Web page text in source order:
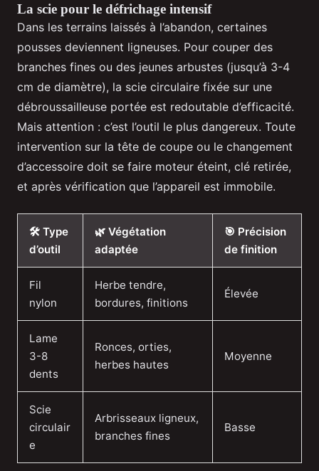
La scie pour le défrichage intensif
Dans les terrains laissés à l’abandon, certaines
pousses deviennent ligneuses. Pour couper des
branches fines ou des jeunes arbustes (jusqu’à 3-4
cm de diamètre), la scie circulaire fixée sur une
débroussailleuse portée est redoutable d’efficacité.
Mais attention : c’est l’outil le plus dangereux. Toute
intervention sur la tête de coupe ou le changement
d’accessoire doit se faire moteur éteint, clé retirée,
et après vérification que l’appareil est immobile.
🛠️ Type
d’outil
🌿 Végétation
adaptée
🎯 Précision
de finition
Fil
nylon
Herbe tendre,
bordures, finitions
Élevée
Lame
3-8
dents
Ronces, orties,
herbes hautes
Moyenne
Scie
circulair
e
Arbrisseaux ligneux,
branches fines
Basse